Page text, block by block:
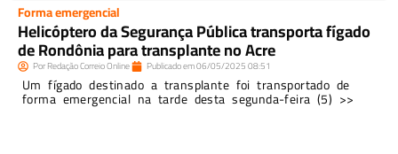
Forma emergencial
Helicóptero da Segurança Pública transporta fígado
de Rondônia para transplante no Acre
PorRedação Correio Online Publicado em06/05/202508:51
Um fígado destinado a transplante foi transportado de
forma emergencial na tarde desta segunda-feira (5) >>